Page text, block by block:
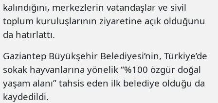
kalındığını, merkezlerin vatandaşlar ve sivil
toplum kuruluşlarının ziyaretine açık olduğunu
da hatırlattı.
Gaziantep Büyükşehir Belediyesi’nin, Türkiye’de
sokak hayvanlarına yönelik “%100 özgür doğal
yaşam alanı” tahsis eden ilk belediye olduğu da
kaydedildi.